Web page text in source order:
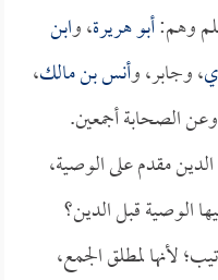
وهم:أبو هريرة، وابن
، وجابر، وأنس بن مالك،
الصحابة أجمعين.
مقدم على الوصية،
الوصية قبل الدين؟
لأنها لمطلق الجمع،